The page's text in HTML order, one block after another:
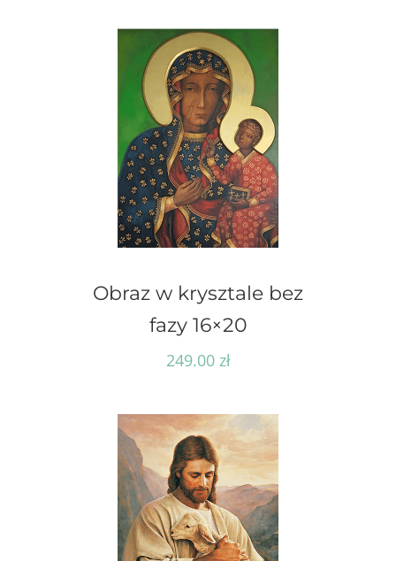
Obraz w krysztale bez
fazy 16×20
249.00 zł